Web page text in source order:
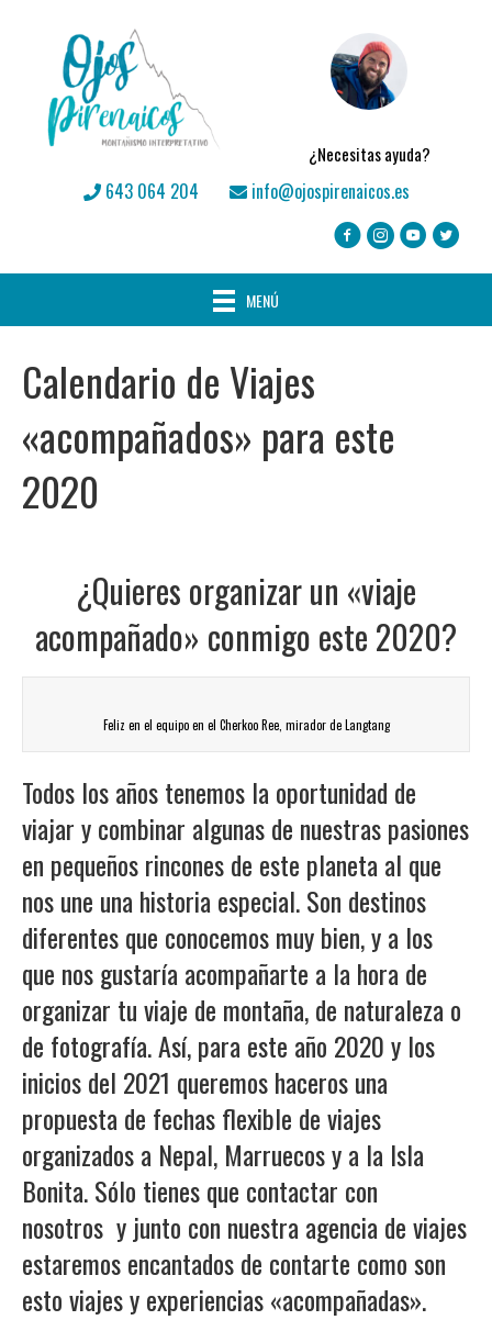
¿Necesitas ayuda?
643 064 204 info@ojospirenaicos.es
MENÚ
Calendario de Viajes
«acompañados» para este
2020
¿Quieres organizar un «viaje
acompañado» conmigo este 2020?
Feliz en el equipo en el Cherkoo Ree, mirador de Langtang
Todos los años tenemos la oportunidad de
viajar y combinar algunas de nuestras pasiones
en pequeños rincones de este planeta al que
nos une una historia especial. Son destinos
diferentes que conocemos muy bien, y a los
que nos gustaría acompañarte a la hora de
organizar tu viaje de montaña, de naturaleza o
de fotografía. Así, para este año 2020 y los
inicios del 2021 queremos haceros una
propuesta de fechas flexible de viajes
organizados a Nepal, Marruecos y a la Isla
Bonita. Sólo tienes que contactar con
nosotros y junto con nuestra agencia de viajes
estaremos encantados de contarte como son
esto viajes y experiencias «acompañadas».